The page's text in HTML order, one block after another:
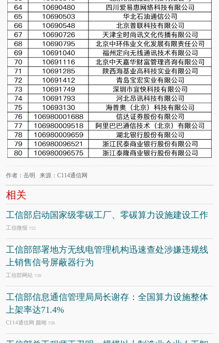
作者：岳明 来源：C114通信网
相关
工信部启动国家级零碳工厂、零碳算力设施建设工作
工信微报 7/22
工信部部署地方无线电管理机构迅速查处涉嫌违规线
上销售信号屏蔽器行为
工信部网站 7/20
工信部信息通信管理局局长谢存：全国算力设施整体
上架率达71.4%
C114通信网 颜翊 7/20